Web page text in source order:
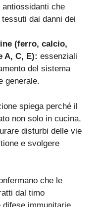
antiossidanti che
dai danni dei
(ferro, calcio,
A, C, E): essenziali
del sistema
generale.
spiega perché il
non solo in cucina,
disturbi delle vie
e svolgere
che le
dal timo